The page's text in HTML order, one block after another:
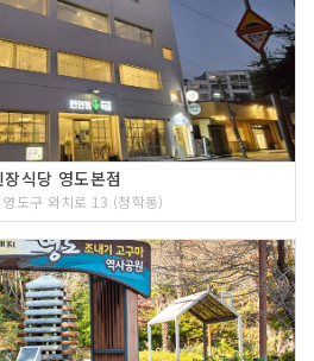
장식당 영도본점
도구 와치로 13 (청학동)